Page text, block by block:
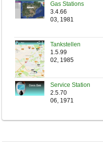
Gas Stations
3.4.66
03, 1981
Tankstellen
1.5.99
02, 1985
Service Station
2.5.70
06, 1971